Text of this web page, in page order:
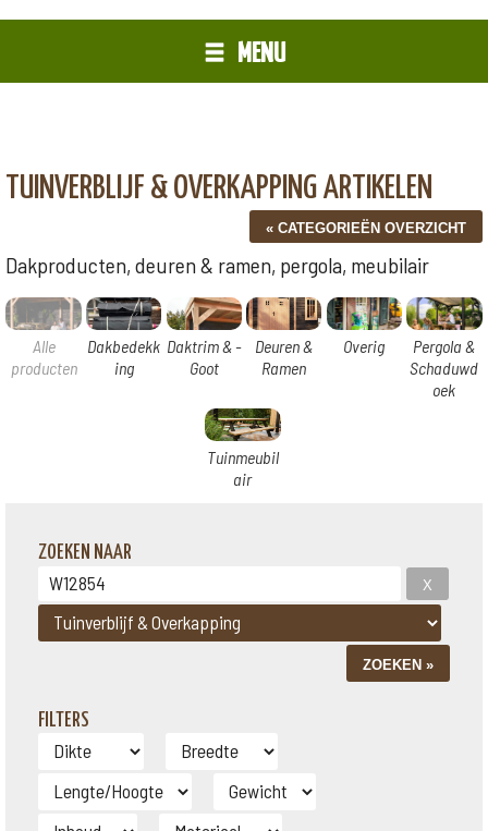
MENU
TUINVERBLIJF & OVERKAPPING ARTIKELEN
Dakproducten, deuren & ramen, pergola, meubilair
Alle
producten
Dakbedekk
ing
Daktrim & -
Goot
Deuren &
Ramen
Overig
Pergola &
Schaduwd
oek
Tuinmeubil
air
ZOEKEN NAAR
FILTERS